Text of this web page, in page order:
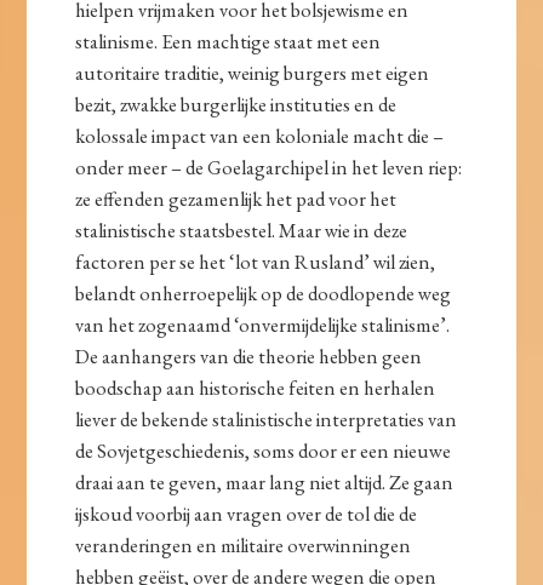
hielpen vrijmaken voor het bolsjewisme en
stalinisme. Een machtige staat met een
autoritaire traditie, weinig burgers met eigen
bezit, zwakke burgerlijke instituties en de
kolossale impact van een koloniale macht die –
onder meer – de Goelagarchipel in het leven riep:
ze effenden gezamenlijk het pad voor het
stalinistische staatsbestel. Maar wie in deze
factoren per se het ‘lot van Rusland’ wil zien,
belandt onherroepelijk op de doodlopende weg
van het zogenaamd ‘onvermijdelijke stalinisme’.
De aanhangers van die theorie hebben geen
boodschap aan historische feiten en herhalen
liever de bekende stalinistische interpretaties van
de Sovjetgeschiedenis, soms door er een nieuwe
draai aan te geven, maar lang niet altijd. Ze gaan
ijskoud voorbij aan vragen over de tol die de
veranderingen en militaire overwinningen
hebben geëist, over de andere wegen die open